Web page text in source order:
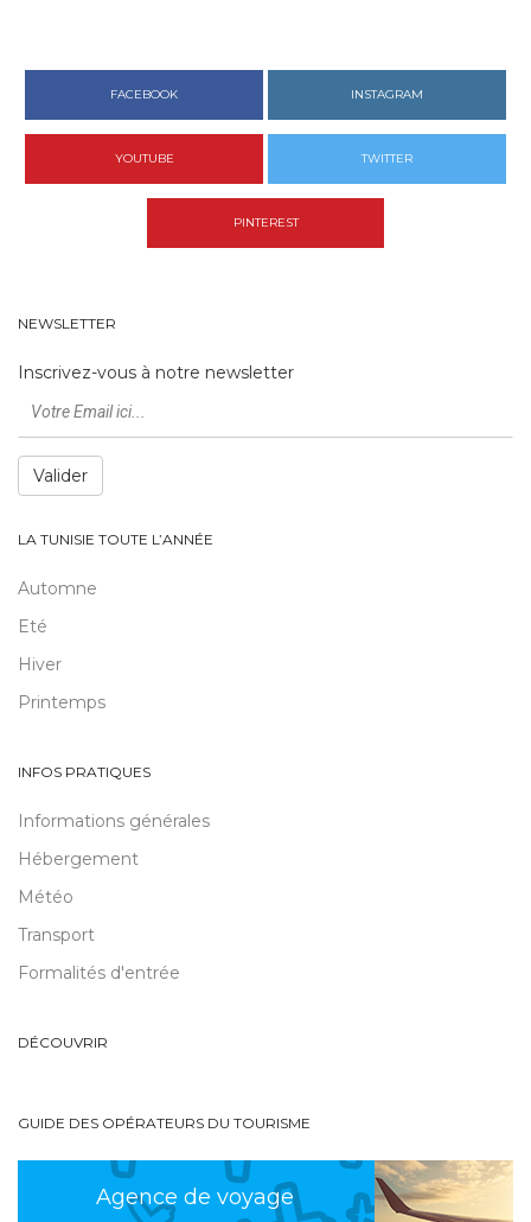
FACEBOOK INSTAGRAM
YOUTUBE TWITTER
PINTEREST
NEWSLETTER
Inscrivez-vous à notre newsletter
Valider
LA TUNISIE TOUTE L’ANNÉE
Automne
Eté
Hiver
Printemps
INFOS PRATIQUES
Informations générales
Hébergement
Météo
Transport
Formalités d'entrée
DÉCOUVRIR
GUIDE DES OPÉRATEURS DU TOURISME
Agence de voyage